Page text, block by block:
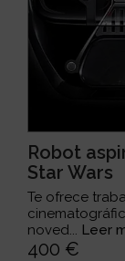
Robot
Star Wars
Te ofrece
noved... Leer
400 €